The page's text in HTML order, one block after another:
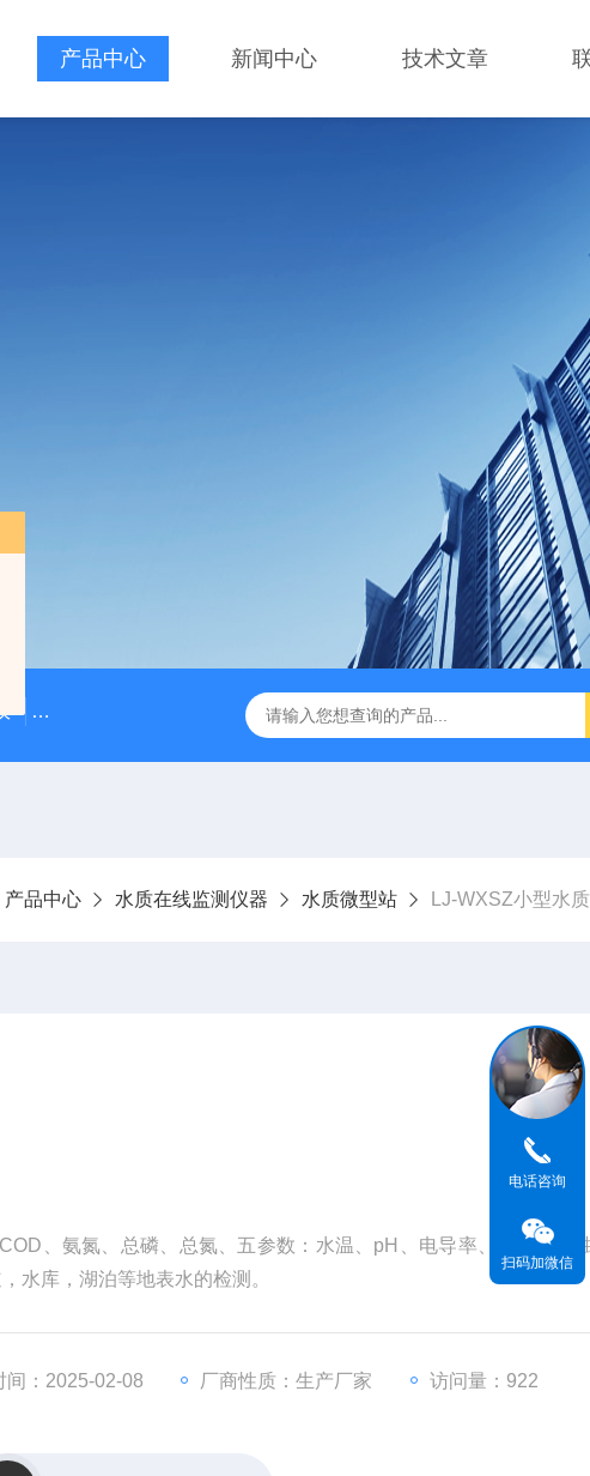
产品中心 新闻中心 技术文章
LJ-HC500水中油浓度分析仪 LJ-S104手持式水质总磷总氮检
产品中心 水质在线监测仪器 水质微型站 LJ-WXSZ小型水
、氨氮、总磷、总氮、五参数：水温、pH、电导率、溶解氧、
水库，湖泊等地表水的检测。
间：2025-02-08 厂商性质：生产厂家 访问量：922
电话咨询
扫码加微信